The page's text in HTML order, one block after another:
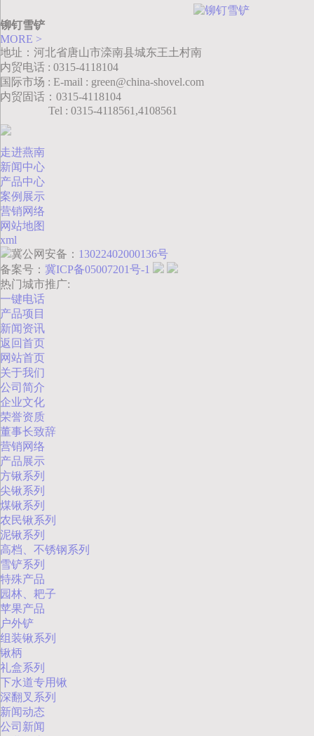
铆钉雪铲
MORE >
地址：河北省唐山市滦南县城东王土村南
内贸电话 : 0315-4118104
国际市场 : E-mail : green@china-shovel.com
内贸固话：0315-4118104
Tel : 0315-4118561,4108561
走进燕南
新闻中心
产品中心
案例展示
营销网络
网站地图
xml
冀公网安备： 13022402000136号
备案号： 冀ICP备05007201号-1
热门城市推广:
一键电话
产品项目
新闻资讯
返回首页
网站首页
关于我们
公司简介
企业文化
荣誉资质
董事长致辞
营销网络
产品展示
方锹系列
尖锹系列
煤锹系列
农民锹系列
泥锹系列
高档、不锈钢系列
雪铲系列
特殊产品
园林、耙子
苹果产品
户外铲
组装锹系列
锹柄
礼盒系列
下水道专用锹
深翻叉系列
新闻动态
公司新闻